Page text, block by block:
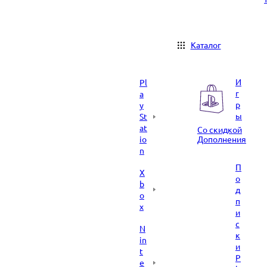
Каталог
Pl
a
y
St
at
io
n
X
b
o
x
N
in
t
e
И
г
р
ы
Со скидкой
Дополнения
П
о
д
п
и
с
к
и
P